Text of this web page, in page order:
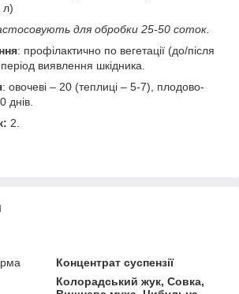
л)
для обробки 25-50 соток.
: профілактично по вегетації (до/після
виявлення шкідника.
: овочеві – 20 (теплиці – 5-7), плодово-
днів.
2.
Концентрат суспензії
Колорадський жук, Совка,